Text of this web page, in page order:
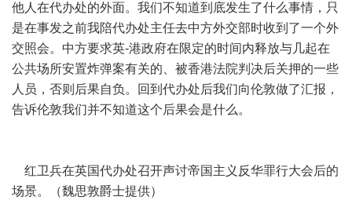
他人在代办处的外面。我们不知道到底发生了什么事情，只
是在事发之前我陪代办处主任去中方外交部时收到了一个外
交照会。中方要求英-港政府在限定的时间内释放与几起在
公共场所安置炸弹案有关的、被香港法院判决后关押的一些
人员，否则后果自负。回到代办处后我们向伦敦做了汇报，
告诉伦敦我们并不知道这个后果会是什么。
红卫兵在英国代办处召开声讨帝国主义反华罪行大会后的
场景。（魏思敦爵士提供）